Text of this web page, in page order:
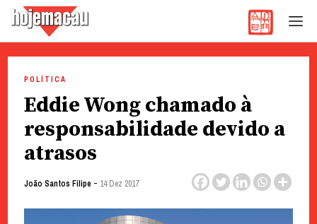
content
POLÍTICA
Eddie Wong chamado à
responsabilidade devido a
atrasos
João Santos Filipe - 14 Dez 2017